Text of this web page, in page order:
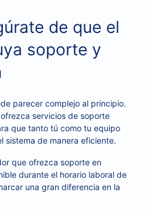
de que el
soporte y
parecer complejo al principio.
servicios de soporte
que tanto tú como tu equipo
sistema de manera eficiente.
que ofrezca soporte en
durante el horario laboral de
una gran diferencia en la